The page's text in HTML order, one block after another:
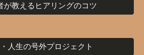
が教えるヒアリングのコツ
人生の号外プロジェクト